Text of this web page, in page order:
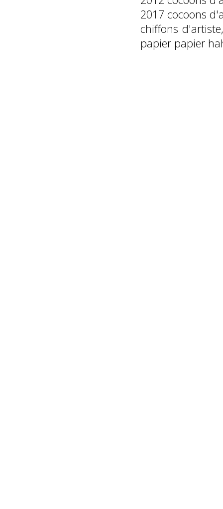
2017 cocoons
chiffons
papier papier